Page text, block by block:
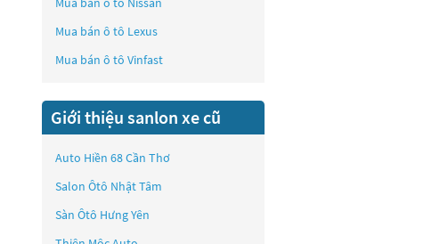
Mua bán ô tô Lexus
Mua bán ô tô Vinfast
Giới thiệu sanlon xe cũ
Auto Hiền 68 Cần Thơ
Salon Ôtô Nhật Tâm
Sàn Ôtô Hưng Yên